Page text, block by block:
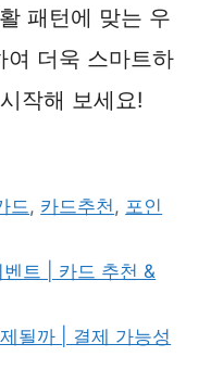
패턴에 맞는 우
여 더욱 스마트하
작해 보세요!
드, 카드추천, 포인
트 | 카드 추천 &
될까 | 결제 가능성